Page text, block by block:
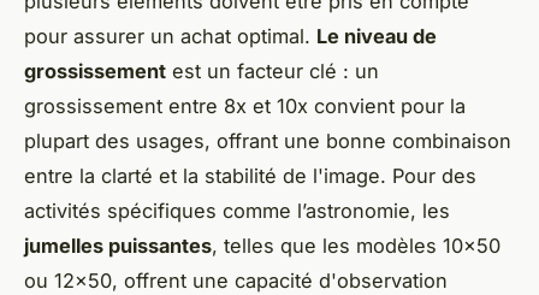
pour assurer un achat optimal. Le niveau de
grossissement est un facteur clé : un
grossissement entre 8x et 10x convient pour la
plupart des usages, offrant une bonne combinaison
entre la clarté et la stabilité de l'image. Pour des
activités spécifiques comme l’astronomie, les
jumelles puissantes, telles que les modèles 10x50
ou 12x50, offrent une capacité d'observation